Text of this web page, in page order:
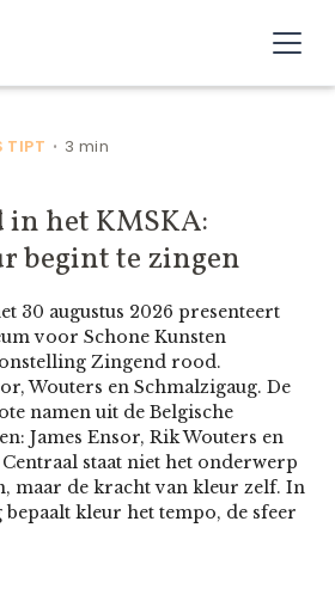
TIPT • 3 min
het KMSKA:
begint te zingen
30 augustus 2026 presenteert
voor Schone Kunsten
Zingend rood.
Wouters en Schmalzigaug. De
namen uit de Belgische
James Ensor, Rik Wouters en
staat niet het onderwerp
maar de kracht van kleur zelf. In
kleur het tempo, de sfeer